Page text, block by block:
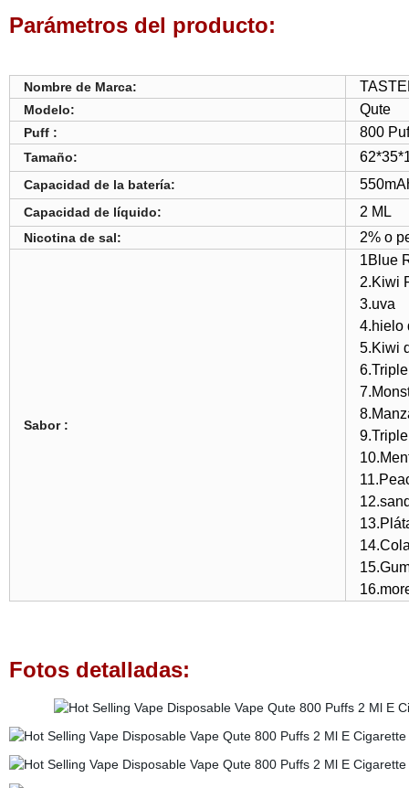
Parámetros del producto:
Nombre de Marca:
Modelo: Qute
Puff : 800
Tamaño:
Capacidad de la batería:
Capacidad de líquido: 2 ML
Nicotina de sal: 2% o
Sabor :
1Blue
2.Kiwi
3.uva
4.hielo
5.Kiwi
Fotos detalladas: